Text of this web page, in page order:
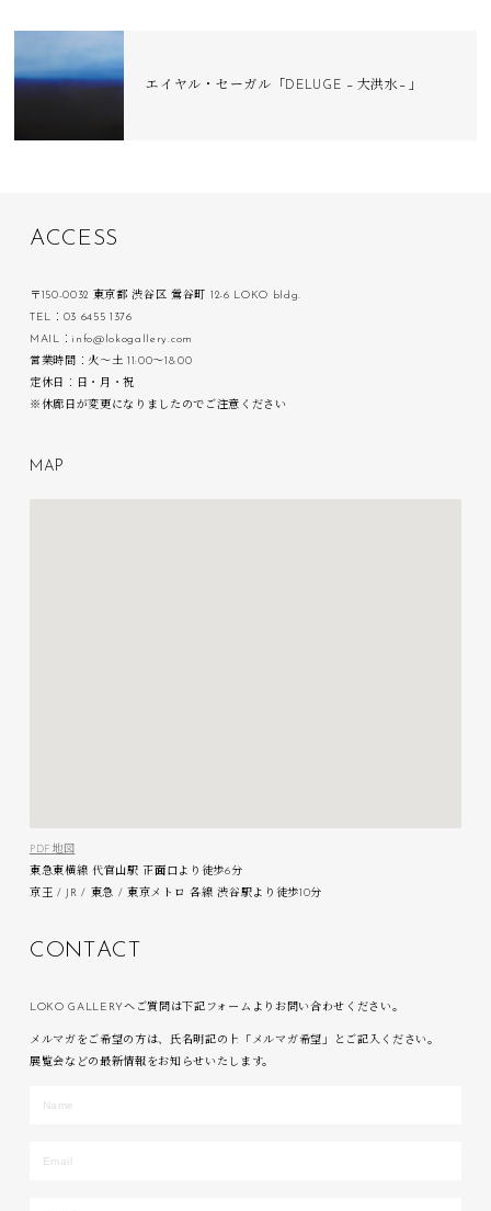
エイヤル・セーガル「DELUGE −大洪水−」
ACC ESS
〒150-0032 東京都 渋谷区 鶯谷町 12-6 LOKO bldg.
TEL：03 6455 1376
MAIL：info@lokogallery.com
営業時間：火〜土 11:00〜18:00
定休日：日・月・祝
※休廊日が変更になりましたのでご注意ください
M A P
PDF地図
東急東横線 代官山駅 正面口より徒歩6分
京王 / JR / 東急 / 東京メトロ 各線 渋谷駅より徒歩10分
C ON T AC T
LOKO GALLERYへご質問は下記フォームよりお問い合わせください。
メルマガをご希望の方は、氏名明記の上「メルマガ希望」とご記入ください。
展覧会などの最新情報をお知らせいたします。